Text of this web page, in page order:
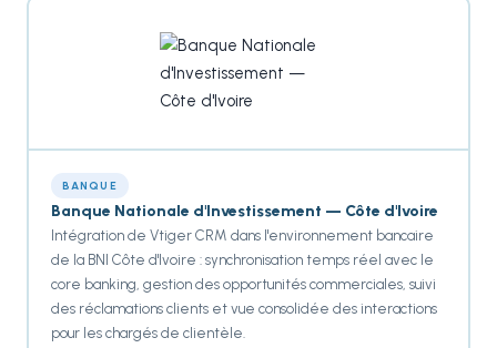
BANQUE
Banque Nationale d'Investissement — Côte d'Ivoire
Intégration de Vtiger CRM dans l'environnement bancaire
de la BNI Côte d'Ivoire : synchronisation temps réel avec le
core banking, gestion des opportunités commerciales, suivi
des réclamations clients et vue consolidée des interactions
pour les chargés de clientèle.